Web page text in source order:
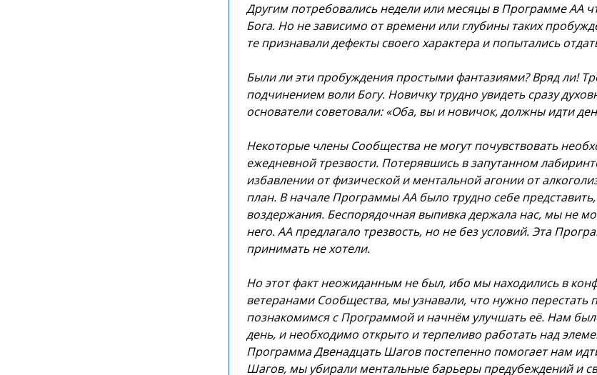
Другим потребовались недели или месяцы в Программе АА
Бога. Но не зависимо от времени или глубины таких
те признавали дефекты своего характера и попытались
Были ли эти пробуждения простыми фантазиями? Вряд ли!
подчинением воли Богу. Новичку трудно увидеть сразу
основатели советовали: «Оба, вы и новичок, должны идти
Некоторые члены Сообщества не могут почувствовать
ежедневной трезвости. Потерявшись в запутанном
избавлении от физической и ментальной агонии от
план. В начале Программы АА было трудно себе
воздержания. Беспорядочная выпивка держала нас, мы не
него. АА предлагало трезвость, но не без условий. Эта
принимать не хотели.
Но этот факт неожиданным не был, ибо мы находились в
ветеранами Сообщества, мы узнавали, что нужно
познакомимся с Программой и начнём улучшать её. Нам
день, и необходимо открыто и терпеливо работать над
Программа Двенадцать Шагов постепенно помогает нам
Шагов, мы убирали ментальные барьеры предубеждений и